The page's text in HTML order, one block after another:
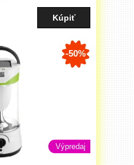
Výpredaj
-50%